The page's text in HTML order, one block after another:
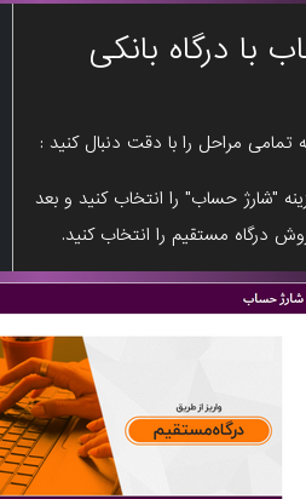
درگاه بانکی
مراحل را با دقت دنبال کنید :
"شارژ حساب" را انتخاب کنید و بعد
درگاه مستقیم را انتخاب کنید.